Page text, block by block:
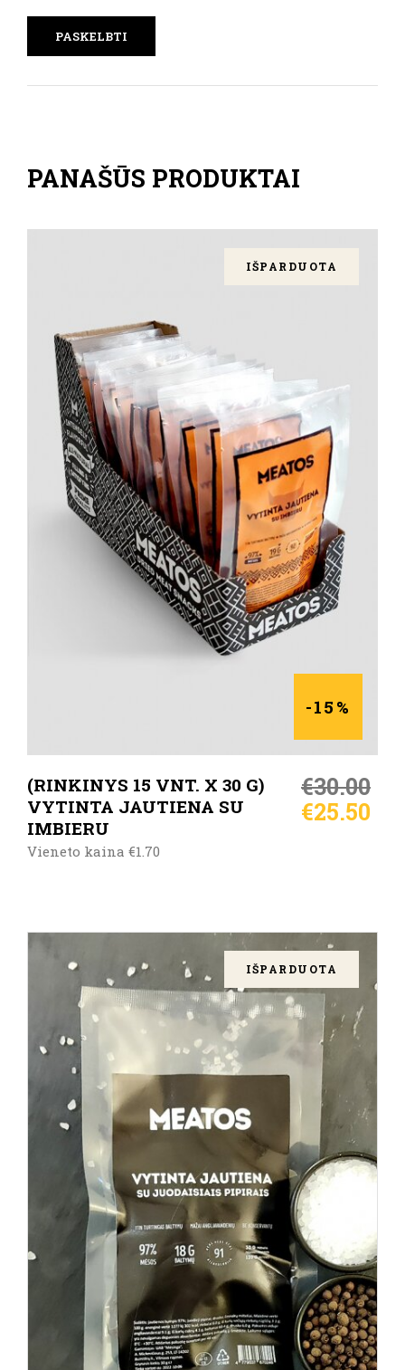
PANAŠŪS PRODUKTAI
-15%
IŠPARDUOTA
DAUGIAU
(RINKINYS 15 VNT. X 30 G)
VYTINTA JAUTIENA SU
IMBIERU
€30.00
€25.50
Vieneto kaina €1.70
IŠPARDUOTA
DAUGIAU